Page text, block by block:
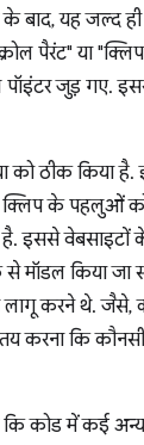
बाद, यह जल्द
पैरंट" या
पॉइंटर जुड़ गए.
को ठीक
क्लिप के पहलुओं
इससे वेबसाइटों
से मॉडल किया जा
लागू करने थे. जैसे,
तय करना कि
कोड में कई अन्य